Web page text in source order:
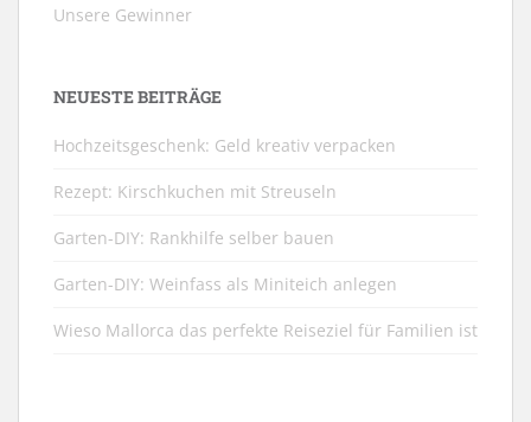
Unsere Gewinner
NEUESTE BEITRÄGE
Hochzeitsgeschenk: Geld kreativ verpacken
Rezept: Kirschkuchen mit Streuseln
Garten-DIY: Rankhilfe selber bauen
Garten-DIY: Weinfass als Miniteich anlegen
Wieso Mallorca das perfekte Reiseziel für Familien ist